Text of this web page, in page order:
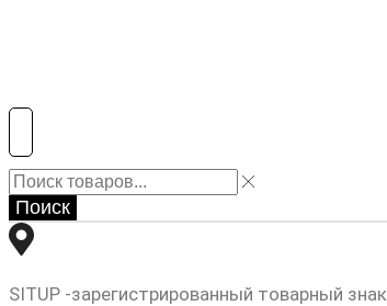
Поиск
SITUP -зарегистрированный товарный знак